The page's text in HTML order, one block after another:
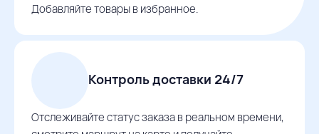
Добавляйте товары в избранное.
Контроль доставки 24/7
Отслеживайте статус заказа в реальном времени,